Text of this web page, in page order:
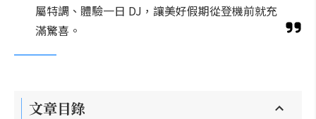
屬特調、體驗一日 DJ，讓美好假期從登機前就充
滿驚喜。
文章目錄